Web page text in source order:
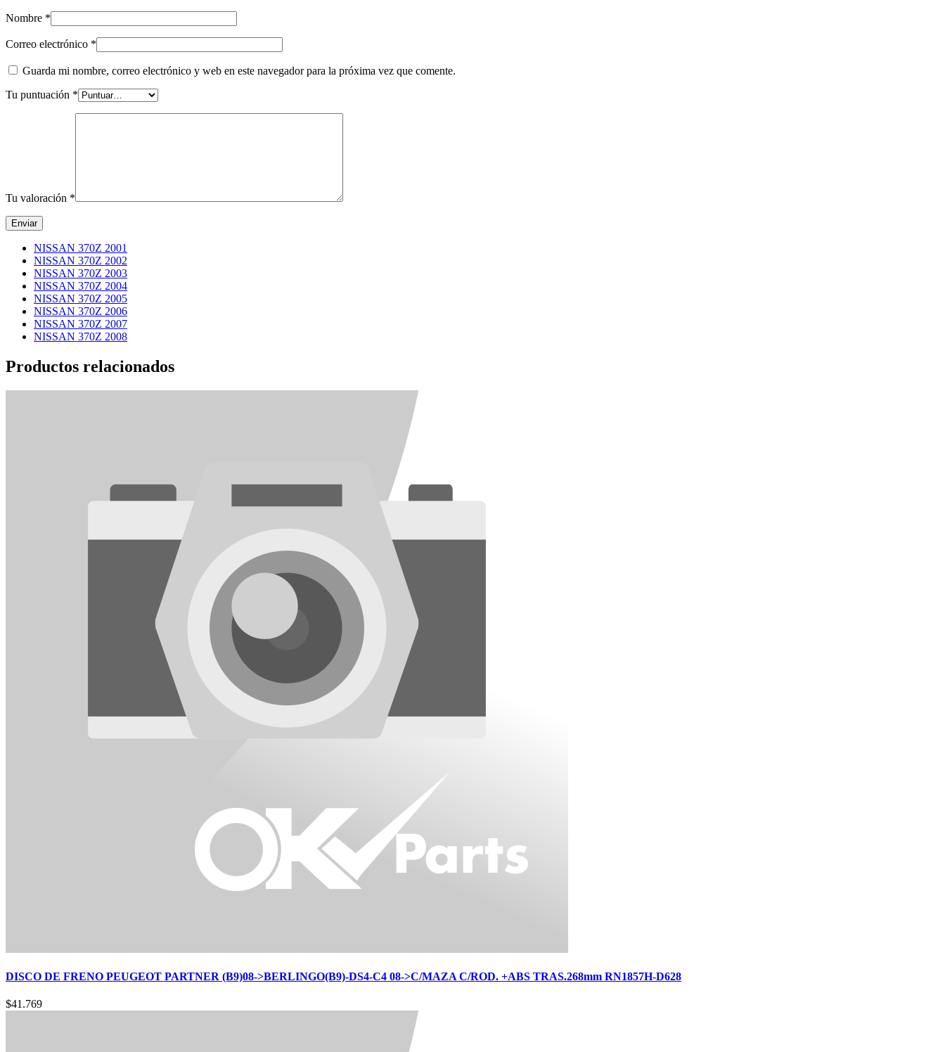
Nombre *
Correo electrónico *
Guarda mi nombre, correo electrónico y web en este navegador para la próxima vez que comente.
Tu puntuación *
Tu valoración *
NISSAN 370Z 2001
NISSAN 370Z 2002
NISSAN 370Z 2003
NISSAN 370Z 2004
NISSAN 370Z 2005
NISSAN 370Z 2006
NISSAN 370Z 2007
NISSAN 370Z 2008
Productos relacionados
DISCO DE FRENO PEUGEOT PARTNER (B9)08->BERLINGO(B9)-DS4-C4 08->C/MAZA C/ROD. +ABS TRAS.268mm RN1857H-D628
$41.769